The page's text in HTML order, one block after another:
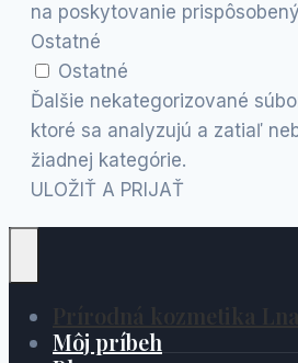
na poskytovanie
Ostatné
Ostatné
Ďalšie nekategorizované
ktoré sa analyzujú a zatiaľ
žiadnej kategórie.
ULOŽIŤ A PRIJAŤ
Prírodná kozmetika
Môj príbeh